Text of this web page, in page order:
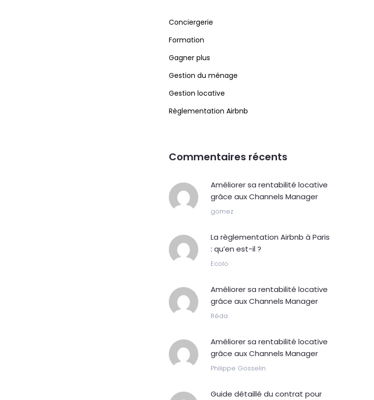
Conciergerie
Formation
Gagner plus
Gestion du ménage
Gestion locative
Règlementation Airbnb
Commentaires récents
Améliorer sa rentabilité locative
grâce aux Channels Manager
gomez
La règlementation Airbnb à Paris
: qu’en est-il ?
Ecolo
Améliorer sa rentabilité locative
grâce aux Channels Manager
Réda
Améliorer sa rentabilité locative
grâce aux Channels Manager
Philippe Gosselin
Guide détaillé du contrat pour